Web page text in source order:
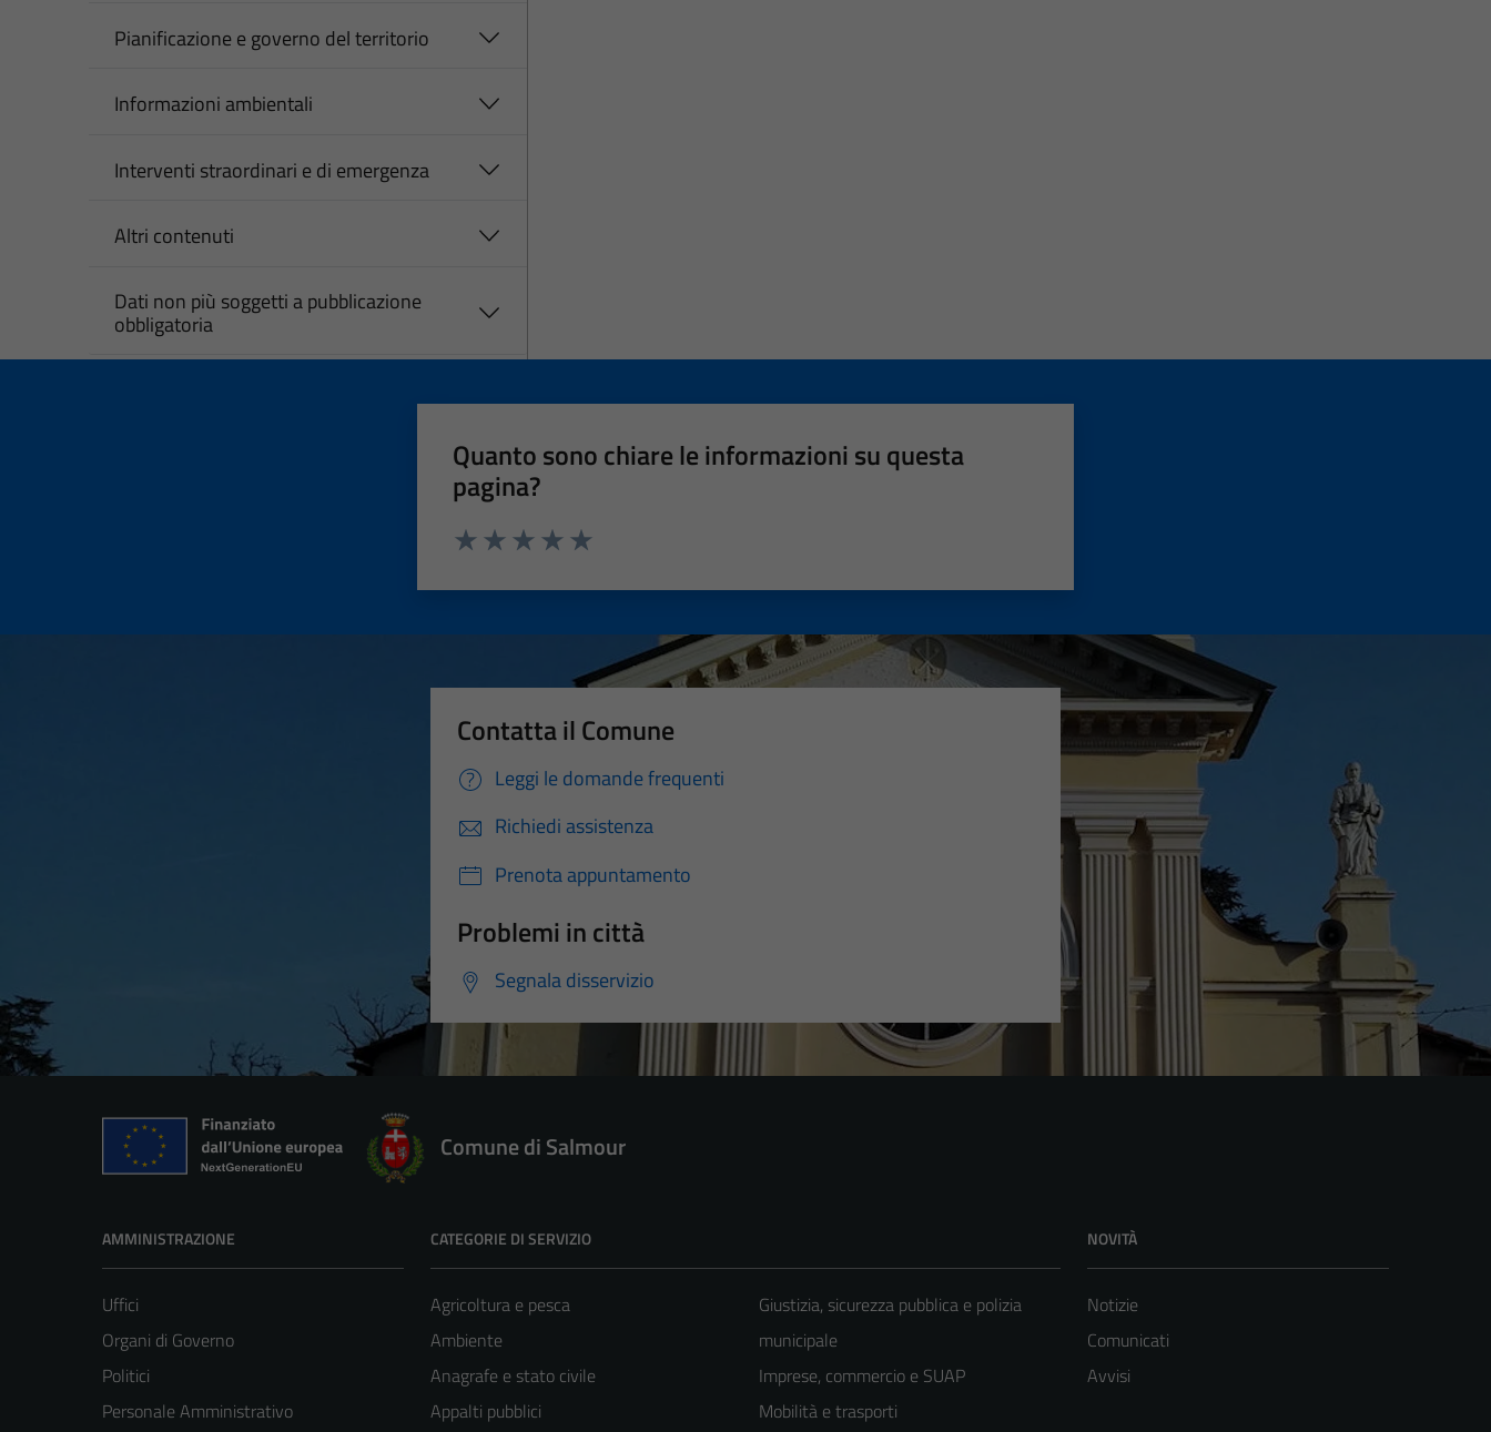
Pianificazione e governo del territorio
Informazioni ambientali
Interventi straordinari e di emergenza
Altri contenuti
Dati non più soggetti a pubblicazione
obbligatoria
Quanto sono chiare le informazioni su questa
pagina?
Contatta il Comune
Leggi le domande frequenti
Richiedi assistenza
Prenota appuntamento
Problemi in città
Segnala disservizio
Comune di Salmour
AMMINISTRAZIONE
Uffici
Organi di Governo
Politici
Personale Amministrativo
CATEGORIE DI SERVIZIO
Agricoltura e pesca
Ambiente
Anagrafe e stato civile
Appalti pubblici
Giustizia, sicurezza pubblica e polizia
municipale
Imprese, commercio e SUAP
Mobilità e trasporti
NOVITÀ
Notizie
Comunicati
Avvisi